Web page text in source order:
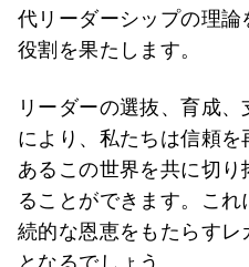
代リーダーシップの理論
役割を果たします。
リーダーの選抜、育成
により、私たちは信頼
あるこの世界を共に切
ることができます。こ
続的な恩恵をもたらす
となるでしょう。